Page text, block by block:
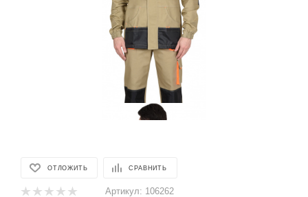
ОТЛОЖИТЬ СРАВНИТЬ
Артикул: 106262